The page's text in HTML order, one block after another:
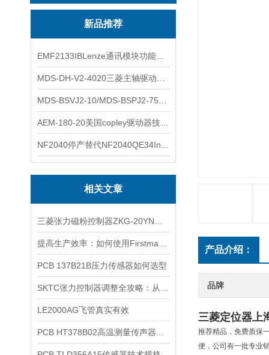
新品推荐
相关文章
PCB 137B21B压力传感器如何选型
LE2000AG飞管真实有效
产品介绍：
品牌
三菱定位器上
推荐精品，免费质保
便，公司有一批专业